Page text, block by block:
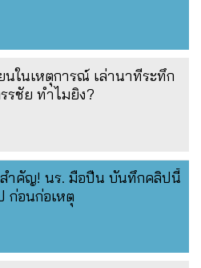
นในเหตุการณ์ เล่านาทีระทึก
รชัย ทำไมยิง?
ำคัญ! นร. มือปืน บันทึกคลิปนี้
ก่อนก่อเหตุ